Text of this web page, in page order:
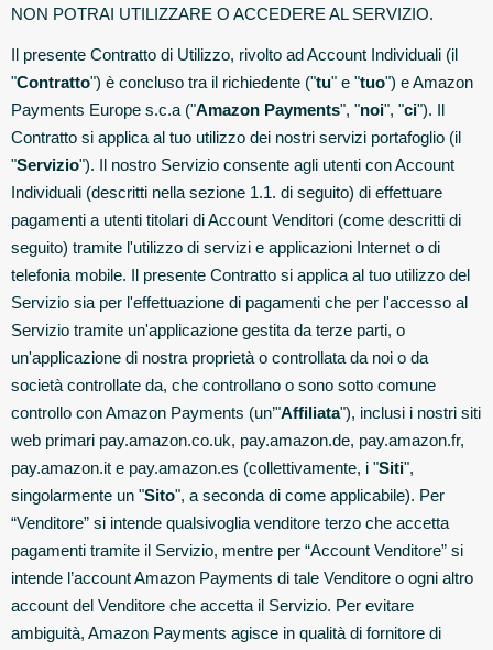
NON POTRAI UTILIZZARE O ACCEDERE AL SERVIZIO.
Il presente Contratto di Utilizzo, rivolto ad Account Individuali (il
"Contratto") è concluso tra il richiedente ("tu" e "tuo") e Amazon
Payments Europe s.c.a ("Amazon Payments", "noi", "ci"). Il
Contratto si applica al tuo utilizzo dei nostri servizi portafoglio (il
"Servizio"). Il nostro Servizio consente agli utenti con Account
Individuali (descritti nella sezione 1.1. di seguito) di effettuare
pagamenti a utenti titolari di Account Venditori (come descritti di
seguito) tramite l'utilizzo di servizi e applicazioni Internet o di
telefonia mobile. Il presente Contratto si applica al tuo utilizzo del
Servizio sia per l'effettuazione di pagamenti che per l'accesso al
Servizio tramite un'applicazione gestita da terze parti, o
un'applicazione di nostra proprietà o controllata da noi o da
società controllate da, che controllano o sono sotto comune
controllo con Amazon Payments (un’"Affiliata"), inclusi i nostri siti
web primari pay.amazon.co.uk, pay.amazon.de, pay.amazon.fr,
pay.amazon.it e pay.amazon.es (collettivamente, i "Siti",
singolarmente un "Sito", a seconda di come applicabile). Per
“Venditore” si intende qualsivoglia venditore terzo che accetta
pagamenti tramite il Servizio, mentre per “Account Venditore” si
intende l’account Amazon Payments di tale Venditore o ogni altro
account del Venditore che accetta il Servizio. Per evitare
ambiguità, Amazon Payments agisce in qualità di fornitore di